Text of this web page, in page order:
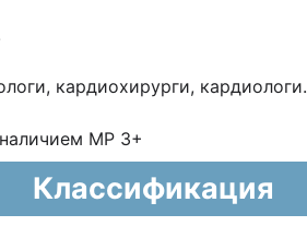
кардиохирурги, кардиологи.
МР 3+
Классификация